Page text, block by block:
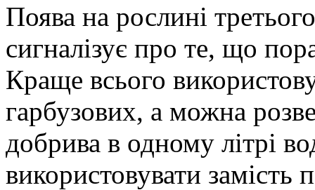
Поява на рослині
сигналізує про те, що
Краще всього
гарбузових, а можна
добрива в одному літрі
використовувати замість